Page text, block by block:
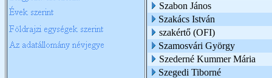
Szabon János
Szakács István
szakértő (OFI)
Szamosvári György
Szederné Kummer Mária
Szegedi Tiborné